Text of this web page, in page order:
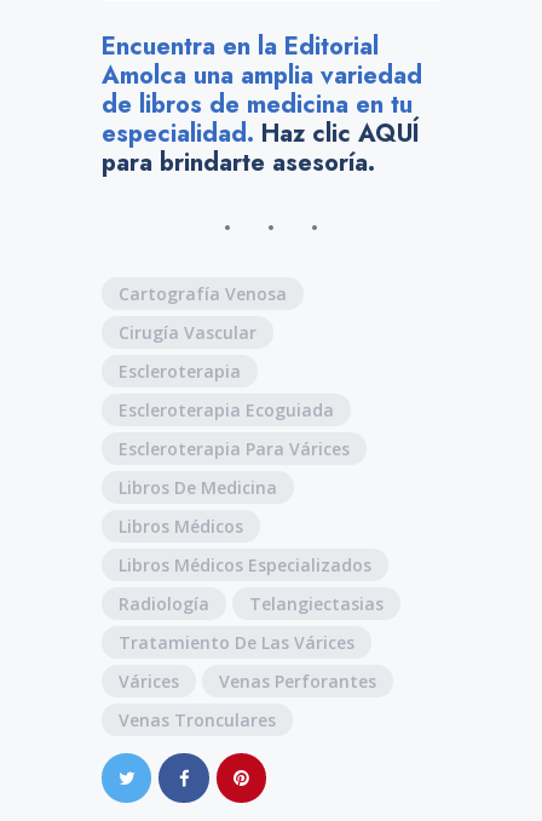
Encuentra en la Editorial
Amolca una amplia variedad
de libros de medicina en tu
especialidad. Haz clic AQUÍ
para brindarte asesoría.
Cartografía Venosa
Cirugía Vascular
Escleroterapia
Escleroterapia Ecoguiada
Escleroterapia Para Várices
Libros De Medicina
Libros Médicos
Libros Médicos Especializados
Radiología
Telangiectasias
Tratamiento De Las Várices
Várices
Venas Perforantes
Venas Tronculares